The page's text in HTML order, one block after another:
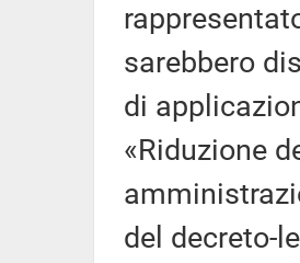
sarebbero
di
«Riduzione
del decreto-